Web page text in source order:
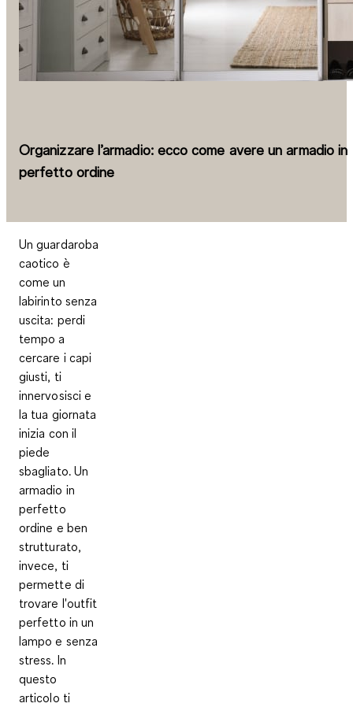
Organizzare l’armadio: ecco come avere un armadio in
perfetto ordine
Un guardaroba
caotico è
come un
labirinto senza
uscita: perdi
tempo a
cercare i capi
giusti, ti
innervosisci e
la tua giornata
inizia con il
piede
sbagliato. Un
armadio in
perfetto
ordine e ben
strutturato,
invece, ti
permette di
trovare l'outfit
perfetto in un
lampo e senza
stress. In
questo
articolo ti